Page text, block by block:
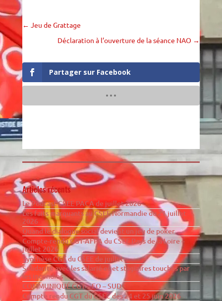
← Jeu de Grattage
Déclaration à l’ouverture de la séance NAO →
Partager sur Facebook
Articles récents
Le Podcast CSEE PACA de juillet 2026
Les faits marquants au CSEE Normandie du 21 juillet
2026
Quand le dialogue social devient un jeu de poker…
Compte-rendu CGT-AFPA du CSEE Pays de la Loire –
juillet 2026
Synthèse CGT du CSEE de juillet
Solidarité avec les salarié·es et stagiaires touchés par
les incendies
COMMUNIQUÉ CGT – FO – SUD
Compte rendu CGT du CSEC des 24 et 25 juin 2026